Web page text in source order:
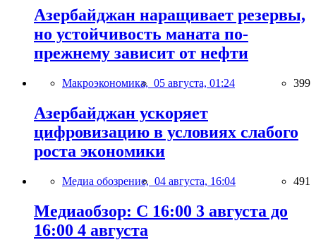
Азербайджан наращивает резервы,
но устойчивость маната по-
прежнему зависит от нефти
Макроэкономика, 05 августа, 01:24 399
Азербайджан ускоряет
цифровизацию в условиях слабого
роста экономики
Медиа обозрение, 04 августа, 16:04 491
Медиаобзор: С 16:00 3 августа до
16:00 4 августа